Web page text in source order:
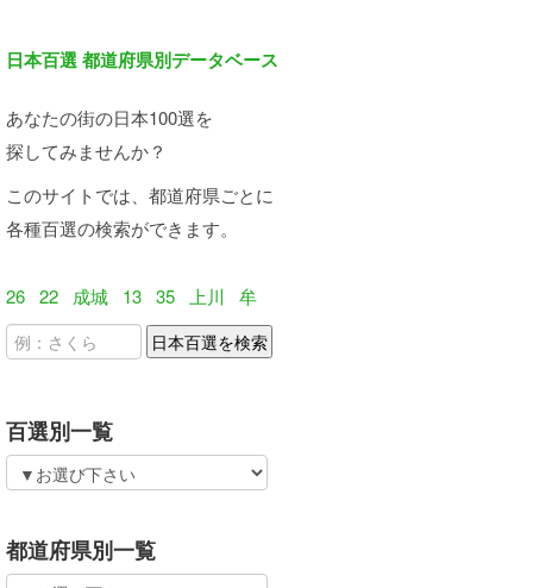
日本百選 都道府県別データベース
あなたの街の日本100選を
探してみませんか？
このサイトでは、都道府県ごとに
各種百選の検索ができます。
26 22 成城 13 35 上川 牟
百選別一覧
都道府県別一覧